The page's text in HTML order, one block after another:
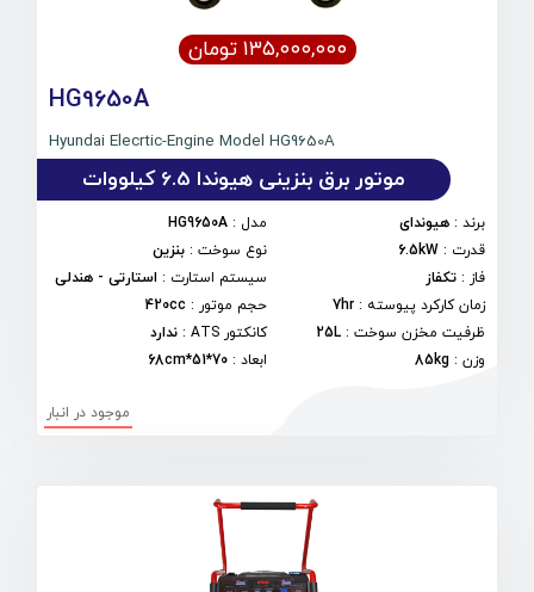
۱۳۵,۰۰۰,۰۰۰ تومان
HG9650A
Hyundai Elecrtic-Engine Model HG9650A
موتور برق بنزینی هیوندا 6.5 کیلووات
برند : هیوندای مدل :
HG9650A
قدرت :
6.5kW نوع سوخت: بنزین
فاز : تکفاز سیستم استارت : استارتی - هندلی
زمان کارکرد پیوسته :
7hr حجم موتور :
420cc
ظرفیت مخزن سوخت :
25L کانکتور ATS : ندارد
وزن :
85kg ابعاد:
70*51*68cm
موجود در انبار